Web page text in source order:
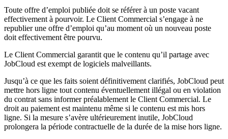
Toute offre d’emploi publiée doit se référer à un poste vacant
effectivement à pourvoir. Le Client Commercial s’engage à ne
republier une offre d’emploi qu’au moment où un nouveau poste
doit effectivement être pourvu.
Le Client Commercial garantit que le contenu qu’il partage avec
JobCloud est exempt de logiciels malveillants.
Jusqu’à ce que les faits soient définitivement clarifiés, JobCloud peut
mettre hors ligne tout contenu éventuellement illégal ou en violation
du contrat sans informer préalablement le Client Commercial. Le
droit au paiement est maintenu même si le contenu est mis hors
ligne. Si la mesure s’avère ultérieurement inutile, JobCloud
prolongera la période contractuelle de la durée de la mise hors ligne.